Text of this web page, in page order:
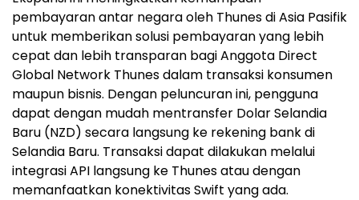
pembayaran antar negara oleh Thunes di Asia Pasifik
untuk memberikan solusi pembayaran yang lebih
cepat dan lebih transparan bagi Anggota Direct
Global Network Thunes dalam transaksi konsumen
maupun bisnis. Dengan peluncuran ini, pengguna
dapat dengan mudah mentransfer Dolar Selandia
Baru (NZD) secara langsung ke rekening bank di
Selandia Baru. Transaksi dapat dilakukan melalui
integrasi API langsung ke Thunes atau dengan
memanfaatkan konektivitas Swift yang ada.